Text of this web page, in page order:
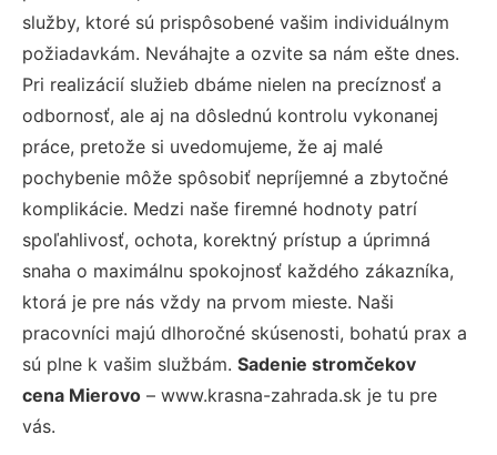
služby, ktoré sú prispôsobené vašim individuálnym
požiadavkám. Neváhajte a ozvite sa nám ešte dnes.
Pri realizácií služieb dbáme nielen na precíznosť a
odbornosť, ale aj na dôslednú kontrolu vykonanej
práce, pretože si uvedomujeme, že aj malé
pochybenie môže spôsobiť nepríjemné a zbytočné
komplikácie. Medzi naše firemné hodnoty patrí
spoľahlivosť, ochota, korektný prístup a úprimná
snaha o maximálnu spokojnosť každého zákazníka,
ktorá je pre nás vždy na prvom mieste. Naši
pracovníci majú dlhoročné skúsenosti, bohatú prax a
sú plne k vašim službám. Sadenie stromčekov
cena Mierovo – www.krasna-zahrada.sk je tu pre
vás.